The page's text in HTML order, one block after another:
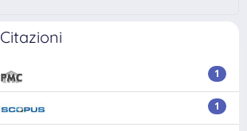
Citazioni
1
1